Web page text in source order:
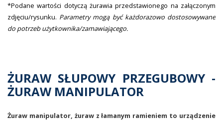
*Podane wartości dotyczą żurawia przedstawionego na załączonym
zdjęciu/rysunku. Parametry mogą być każdorazowo dostosowywane
do potrzeb użytkownika/zamawiającego.
ŻURAW SŁUPOWY PRZEGUBOWY -
ŻURAW MANIPULATOR
Żuraw manipulator, żuraw z łamanym ramieniem to urządzenie